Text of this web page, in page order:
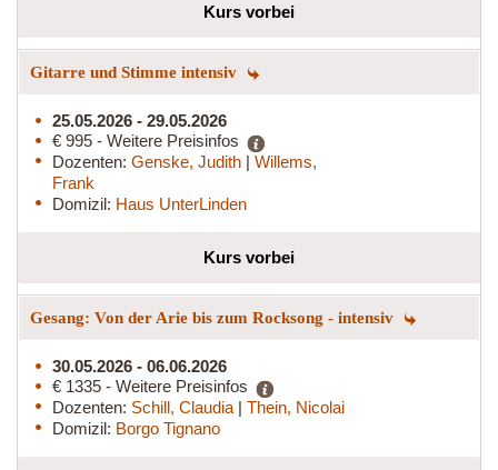
Kurs vorbei
Gitarre und Stimme intensiv
25.05.2026 - 29.05.2026
€ 995 - Weitere Preisinfos
Dozenten: Genske, Judith | Willems,
Frank
Domizil: Haus UnterLinden
Kurs vorbei
Gesang: Von der Arie bis zum Rocksong - intensiv
30.05.2026 - 06.06.2026
€ 1335 - Weitere Preisinfos
Dozenten: Schill, Claudia | Thein, Nicolai
Domizil: Borgo Tignano